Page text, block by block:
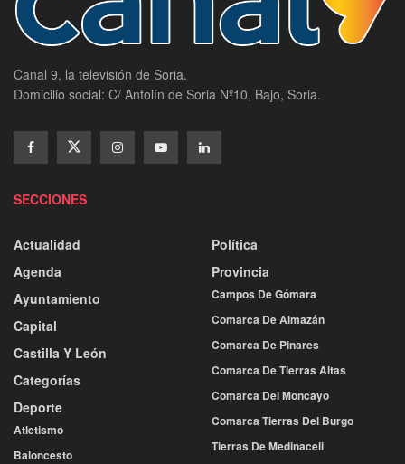
Canal 9, la televisión de Soria.
Domicilio social: C/ Antolín de Soria Nº10, Bajo, Soria.
SECCIONES
Actualidad
Agenda
Ayuntamiento
Capital
Castilla Y León
Categorías
Deporte
Atletismo
Baloncesto
Política
Provincia
Campos De Gómara
Comarca De Almazán
Comarca De Pinares
Comarca De Tierras Altas
Comarca Del Moncayo
Comarca Tierras Del Burgo
Tierras De Medinaceli